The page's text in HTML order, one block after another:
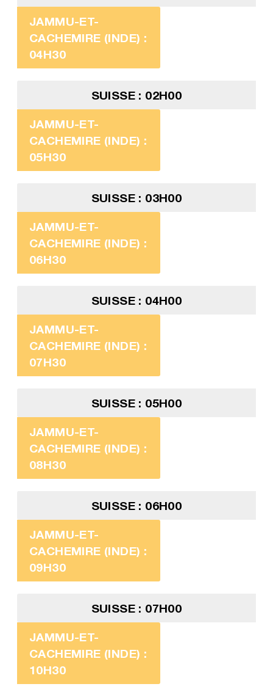
JAMMU-ET-
CACHEMIRE (INDE) :
04H30
SUISSE : 02H00
JAMMU-ET-
CACHEMIRE (INDE) :
05H30
SUISSE : 03H00
JAMMU-ET-
CACHEMIRE (INDE) :
06H30
SUISSE : 04H00
JAMMU-ET-
CACHEMIRE (INDE) :
07H30
SUISSE : 05H00
JAMMU-ET-
CACHEMIRE (INDE) :
08H30
SUISSE : 06H00
JAMMU-ET-
CACHEMIRE (INDE) :
09H30
SUISSE : 07H00
JAMMU-ET-
CACHEMIRE (INDE) :
10H30